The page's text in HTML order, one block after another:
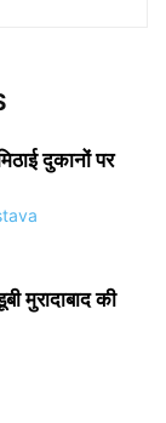
दुकानों पर
मुरादाबाद की